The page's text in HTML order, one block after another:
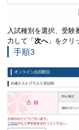
入試種別を選択、受験
力して「次へ」をクリ
手順3